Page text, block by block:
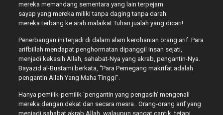
mereka memandang sementara yang lain terpejam
sayap yang mereka miliki tanpa daging tanpa darah
mereka terbang ke arah malaikat Tuhan jualah yang dicari!
Penerbangan ini terjadi di dalam alam kerohanian orang arif. Para
arifbillah mendapat penghormatan dipanggil insan sejati,
menjadi kekasih Allah, sahabat-Nya yang akrab, pengantin-Nya.
Bayazid al-Bustami berkata, “Para Pemegang makrifat adalah
pengantin Allah Yang Maha Tinggi”.
Hanya pemilik-pemilik ‘pengantin yang pengasih’ mengenali
mereka dengan dekat dan secara mesra.. Orang-orang arif yang
menjadi sahabat akrab Allah, walaupun sangat cantik, tetapi